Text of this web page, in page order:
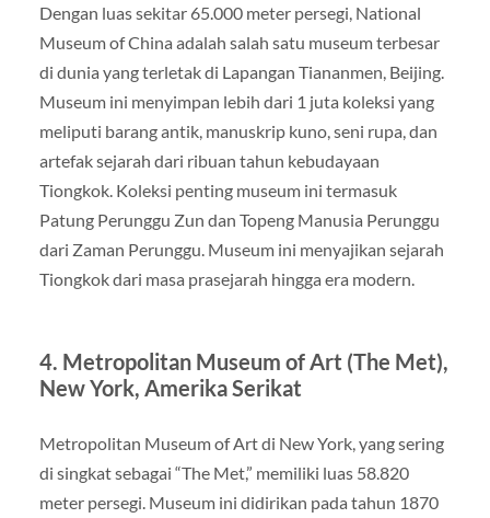
Dengan luas sekitar 65.000 meter persegi, National
Museum of China adalah salah satu museum terbesar
di dunia yang terletak di Lapangan Tiananmen, Beijing.
Museum ini menyimpan lebih dari 1 juta koleksi yang
meliputi barang antik, manuskrip kuno, seni rupa, dan
artefak sejarah dari ribuan tahun kebudayaan
Tiongkok. Koleksi penting museum ini termasuk
Patung Perunggu Zun dan Topeng Manusia Perunggu
dari Zaman Perunggu. Museum ini menyajikan sejarah
Tiongkok dari masa prasejarah hingga era modern.
4. Metropolitan Museum of Art (The Met),
New York, Amerika Serikat
Metropolitan Museum of Art di New York, yang sering
di singkat sebagai “The Met,” memiliki luas 58.820
meter persegi. Museum ini didirikan pada tahun 1870